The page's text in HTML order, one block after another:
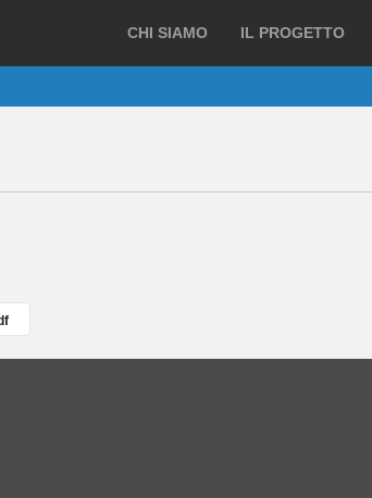
CHI SIAMO IL PROGETTO